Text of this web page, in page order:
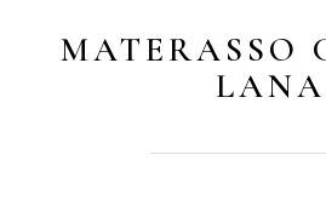
MATERASSO
LANA